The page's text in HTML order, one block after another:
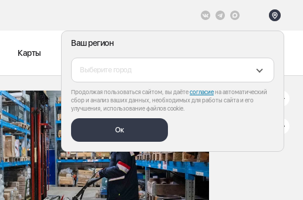
Ваш регион
Выберите город
Продолжая пользоваться сайтом, вы даётесогласиена автоматический
сбор и анализ ваших данных, необходимых для работы сайта и его
улучшения, использование файлов cookie.
Ок
Карты